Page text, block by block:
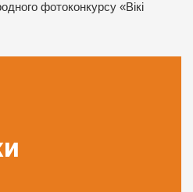
фотоконкурсу «Вікі